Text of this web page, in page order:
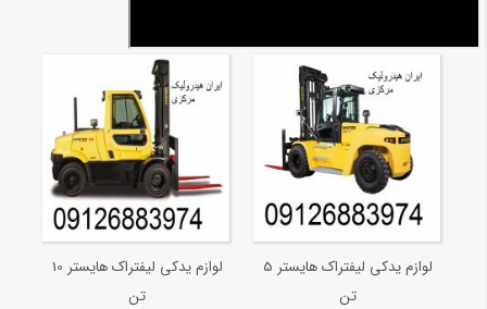
لوازم یدکی لیفتراک هایستر 5
تن
لوازم یدکی لیفتراک هایستر 10
تن